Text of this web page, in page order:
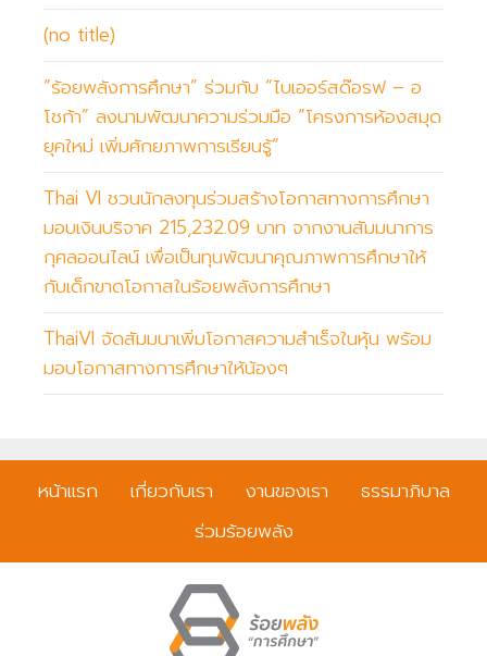
(no title)
“ร้อยพลังการศึกษา” ร่วมกับ “ไบเออร์สด๊อรฟ – อ
โชก้า” ลงนามพัฒนาความร่วมมือ “โครงการห้องสมุด
ยุคใหม่ เพิ่มศักยภาพการเรียนรู้”
Thai VI ชวนนักลงทุนร่วมสร้างโอกาสทางการศึกษา
มอบเงินบริจาค 215,232.09 บาท จากงานสัมมนาการ
กุศลออนไลน์ เพื่อเป็นทุนพัฒนาคุณภาพการศึกษาให้
กับเด็กขาดโอกาสในร้อยพลังการศึกษา
ThaiVI จัดสัมมนาเพิ่มโอกาสความสำเร็จในหุ้น พร้อม
มอบโอกาสทางการศึกษาให้น้องๆ
หน้าแรก เกี่ยวกับเรา งานของเรา
ธรรมาภิบาล
ร่วมร้อยพลัง